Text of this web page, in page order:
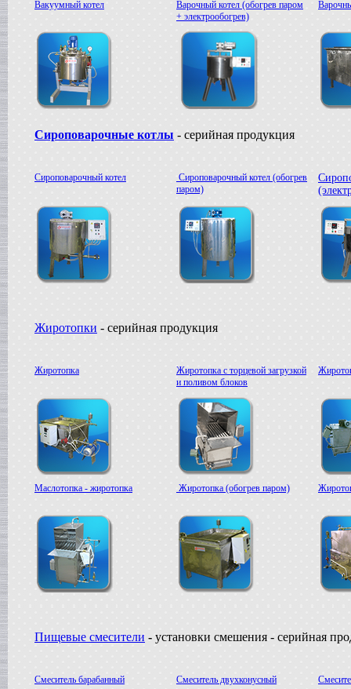
Вакуумный котел
Варочный котел (обогрев паром
+ электрообогрев)
Сироповарочные котлы - серийная продукция
Сироповарочный котел
Сироповарочный котел (обогрев
паром)
Жиротопки - серийная продукция
Жиротопка
Жиротопка с торцевой загрузкой
и поливом блоков
Маслотопка - жиротопка Жиротопка (обогрев паром)
Пищевые смесители - установки смешения - серийная
Смеситель барабанный Смеситель двухконусный